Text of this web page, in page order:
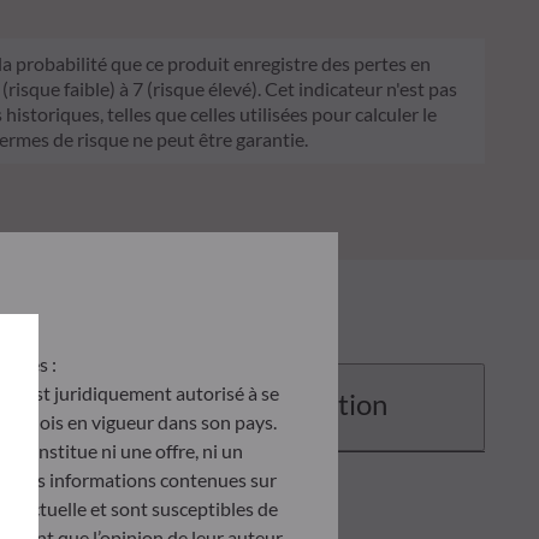
probabilité que ce produit enregistre des pertes en
faible) à 7 (risque élevé). Cet indicateur n'est pas
telles que celles utilisées pour calculer le
de risque ne peut être garantie.
Documentation
:
est juridiquement autorisé à se
lois en vigueur dans son pays.
constitue ni une offre, ni un
Les informations contenues sur
et sont susceptibles de